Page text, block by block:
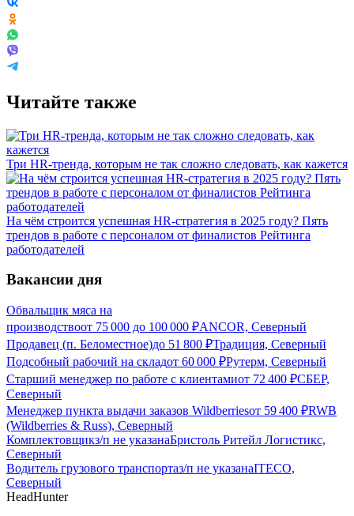
Читайте также
Три HR-тренда, которым не так сложно следовать, как кажется
На чём строится успешная HR-стратегия в 2025 году? Пять
трендов в работе с персоналом от финалистов Рейтинга
работодателей
Вакансии дня
Обвальщик мяса на
производствоот 75 000 до 100 000 ₽ANCOR, Северный
Продавец (п. Беломестное)до 51 800 ₽Традиция, Северный
Подсобный рабочий на складот 60 000 ₽Рутерм, Северный
Старший менеджер по работе с клиентамиот 72 400 ₽СБЕР,
Северный
Менеджер пункта выдачи заказов Wildberriesот 59 400 ₽RWB
(Wildberries & Russ), Северный
Комплектовщикз/п не указанаБристоль Ритейл Логистикс,
Северный
Водитель грузового транспортаз/п не указанаITECO,
Северный
HeadHunter